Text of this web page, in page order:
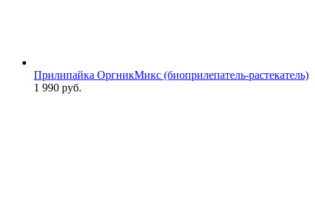
Прилипайка ОргникМикс (биоприлепатель-растекатель)
1 990 руб.